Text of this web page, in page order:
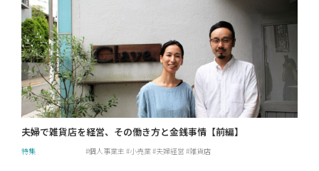
夫婦で雑貨店を経営、その働き方と金銭事情【前編】
特集 個人事業主 小売業 夫婦経営 雑貨店